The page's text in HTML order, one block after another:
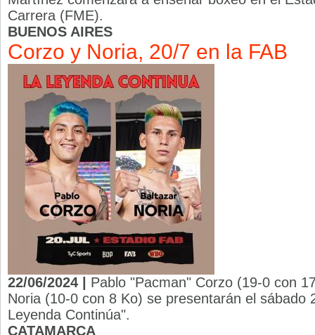
Carrera (FME).
BUENOS AIRES
Corzo y Noria, 20/7 en la FAB
22/06/2024 | Pablo "Pacman" Corzo (19-0 con
Noria (10-0 con 8 Ko) se presentarán el sábado
Leyenda Continúa".
CATAMARCA